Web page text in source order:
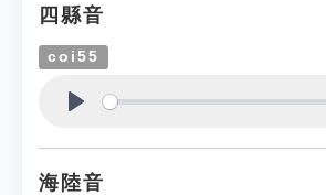
四縣音
coi55
海陸音